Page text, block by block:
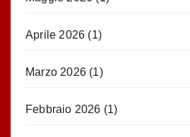
Aprile 2026 (1)
Marzo 2026 (1)
Febbraio 2026 (1)